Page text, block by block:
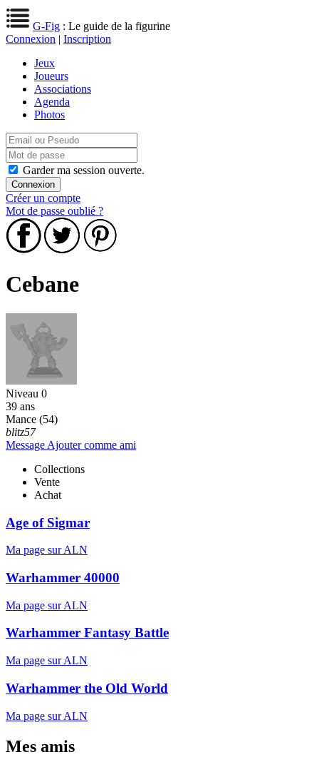
G-Fig : Le guide de la figurine
Connexion | Inscription
Jeux
Joueurs
Associations
Agenda
Photos
Garder ma session ouverte.
Créer un compte
Mot de passe oublié ?
Cebane
Niveau 0
39 ans
Mance (54)
blitz57
Message Ajouter comme ami
Collections
Vente
Achat
Age of Sigmar
Ma page sur ALN
Warhammer 40000
Ma page sur ALN
Warhammer Fantasy Battle
Ma page sur ALN
Warhammer the Old World
Ma page sur ALN
Mes amis